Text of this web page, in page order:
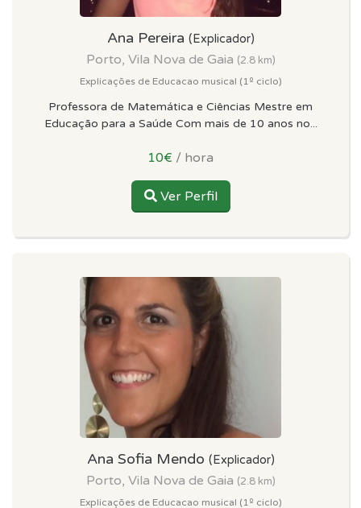
Ana Pereira (Explicador)
Porto, Vila Nova de Gaia (2.8 km)
Explicações de Educacao musical (1º ciclo)
Professora de Matemática e Ciências Mestre em
Educação para a Saúde Com mais de 10 anos no...
10€ / hora
Ver Perfil
Ana Sofia Mendo (Explicador)
Porto, Vila Nova de Gaia (2.8 km)
Explicações de Educacao musical (1º ciclo)